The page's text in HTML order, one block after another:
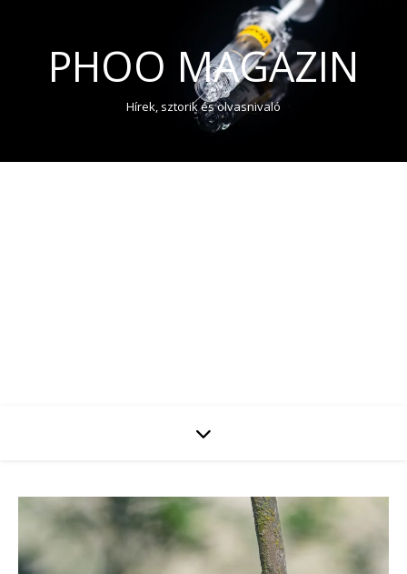
PHOO MAGAZIN
Hírek, sztorik és olvasnivaló